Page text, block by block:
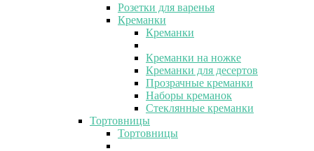
Розетки для варенья
Креманки
Креманки
Креманки на ножке
Креманки для десертов
Прозрачные креманки
Наборы креманок
Стеклянные креманки
Тортовницы
Тортовницы